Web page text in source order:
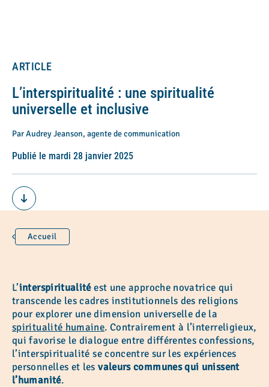
ARTICLE
L’interspiritualité : une spiritualité
universelle et inclusive
Par Audrey Jeanson, agente de communication
Publié le mardi 28 janvier 2025
Accueil
L’interspiritualitéest une approche novatrice qui
transcende les cadres institutionnels des religions
pour explorer une dimension universelle de la
spiritualité humaine. Contrairement à l’interreligieux,
qui favorise le dialogue entre différentes confessions,
l’interspiritualité se concentre sur les expériences
personnelles et lesvaleurs communes qui unissent
l’humanité.